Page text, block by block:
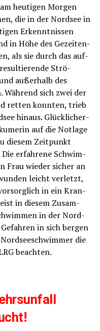
heu­ti­gen Mor­gen
die in der Nord­see in
Erkennt­nis­sen
in Höhe des Gezei­ten­
als sie durch das auf­
resul­tie­ren­de Strö­
außer­halb des
sich zwei der
ret­ten konn­ten, trieb
hin­aus. Glück­li­cher­
auf die Not­la­ge
die­sem Zeit­punkt
Die erfah­re­ne Schwim­
Frau wie­der sicher an
leicht ver­letzt,
in ein Kran­
in die­sem Zusam­
in der Nord­
in sich ber­gen
die
beachten.